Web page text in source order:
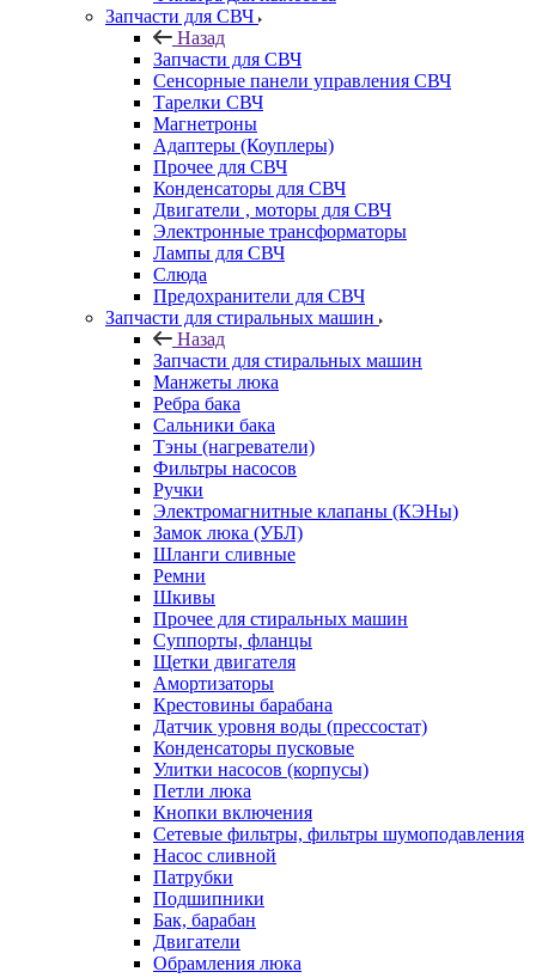
Запчасти для СВЧ
Назад
Запчасти для СВЧ
Сенсорные панели управления СВЧ
Тарелки СВЧ
Магнетроны
Адаптеры (Коуплеры)
Прочее для СВЧ
Конденсаторы для СВЧ
Двигатели , моторы для СВЧ
Электронные трансформаторы
Лампы для СВЧ
Слюда
Предохранители для СВЧ
Запчасти для стиральных машин
Назад
Запчасти для стиральных машин
Манжеты люка
Ребра бака
Сальники бака
Тэны (нагреватели)
Фильтры насосов
Ручки
Электромагнитные клапаны (КЭНы)
Замок люка (УБЛ)
Шланги сливные
Ремни
Шкивы
Прочее для стиральных машин
Суппорты, фланцы
Щетки двигателя
Амортизаторы
Крестовины барабана
Датчик уровня воды (прессостат)
Конденсаторы пусковые
Улитки насосов (корпусы)
Петли люка
Кнопки включения
Сетевые фильтры, фильтры шумоподавления
Насос сливной
Патрубки
Подшипники
Бак, барабан
Двигатели
Обрамления люка